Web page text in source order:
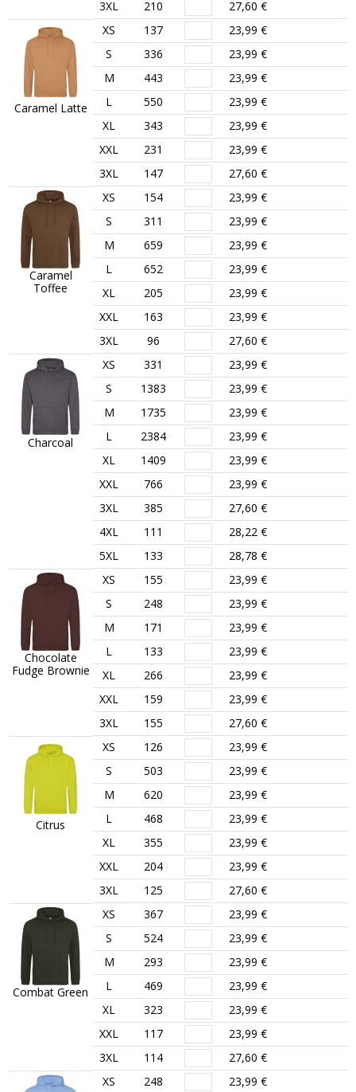
3XL 210 27,60 €
Caramel Latte
XS 137
23,99 €
S
336
23,99 €
M
443
23,99 €
L
550
23,99 €
XL
343
23,99 €
XXL
231
23,99 €
3XL
147 27,60 €
Caramel
Toffee
XS 154
23,99 €
S
311
23,99 €
M
659
23,99 €
L
652
23,99 €
XL
205
23,99 €
XXL
163
23,99 €
3XL
96 27,60 €
Charcoal
XS 331
23,99 €
S
1383
23,99 €
M
1735
23,99 €
L
2384
23,99 €
XL
1409
23,99 €
XXL
766
23,99 €
3XL
385
27,60 €
4XL
111
28,22 €
5XL
133 28,78 €
Chocolate
Fudge Brownie
XS 155
23,99 €
S
248
23,99 €
M
171
23,99 €
L
133
23,99 €
XL
266
23,99 €
XXL
159
23,99 €
3XL
155 27,60 €
Citrus
XS 126
23,99 €
S
503
23,99 €
M
620
23,99 €
L
468
23,99 €
XL
355
23,99 €
XXL
204
23,99 €
3XL
125 27,60 €
Combat Green
XS 367
23,99 €
S
524
23,99 €
M
293
23,99 €
L
469
23,99 €
XL
323
23,99 €
XXL
117
23,99 €
3XL
114 27,60 €
XS 248
23,99 €